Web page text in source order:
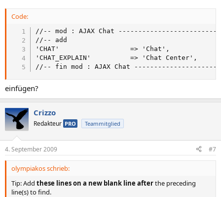
Code:
//-- mod : AJAX Chat
//-- add
'CHAT'					=> 'Chat',
'CHAT_EXPLAIN'			=> 'Chat Center',
//-- fin mod : AJAX Chat
einfügen?
Crizzo
Redakteur PRO Teammitglied
4. September 2009 #7
olympiakos schrieb:
Tip: Add these lines on a new blank line afterthe preceding
line(s) to find.